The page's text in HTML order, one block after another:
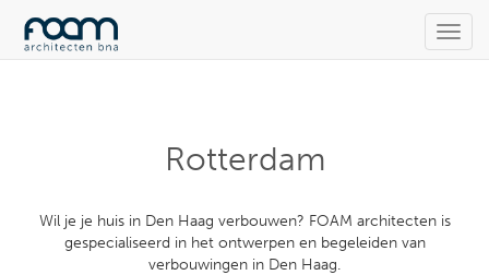
Rotterdam
Wil je je huis in Den Haag verbouwen? FOAM architecten is
gespecialiseerd in het ontwerpen en begeleiden van
verbouwingen in Den Haag.